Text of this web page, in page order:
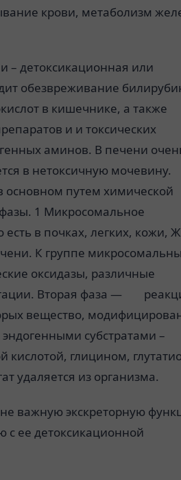
крови, метаболизм
– детоксикационная или
обезвреживание
в кишечнике, а также
и и токсических
аминов. В печени
в нетоксичную мочевину.
основном путем химической
1 Микросомальное
в почках, легких, кожи,
К группе
оксидазы, различные
Вторая фаза —
вещество,
субстратами –
кислотой, глицином,
удаляется из организма.
важную экскреторную
ее детоксикационной